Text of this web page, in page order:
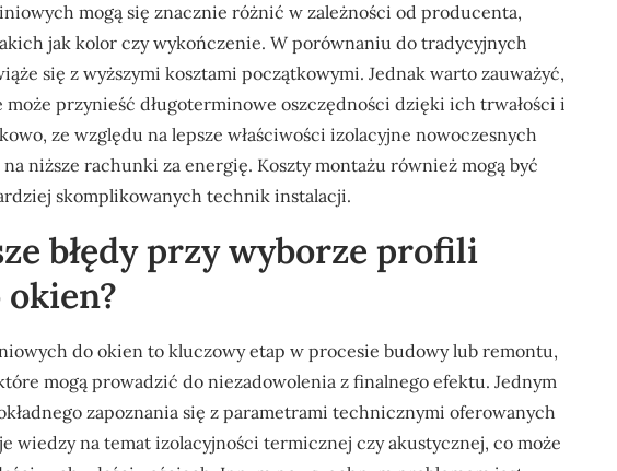
mogą się znacznie różnić w zależności od producenta,
jak kolor czy wykończenie. W porównaniu do tradycyjnych
się z wyższymi kosztami początkowymi. Jednak warto zauważyć,
przynieść długoterminowe oszczędności dzięki ich trwałości i
ze względu na lepsze właściwości izolacyjne nowoczesnych
niższe rachunki za energię. Koszty montażu również mogą być
skomplikowanych technik instalacji.
błędy przy wyborze profili
do okien to kluczowy etap w procesie budowy lub remontu,
mogą prowadzić do niezadowolenia z finalnego efektu. Jednym
zapoznania się z parametrami technicznymi oferowanych
wiedzy na temat izolacyjności termicznej czy akustycznej, co może